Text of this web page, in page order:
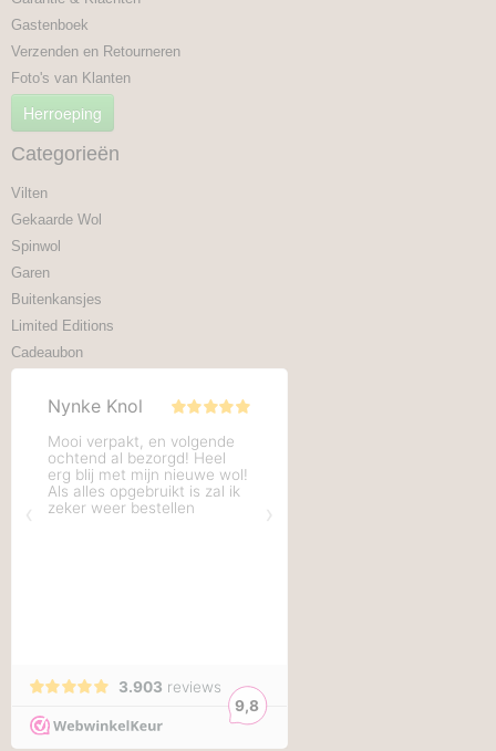
Gastenboek
Verzenden en Retourneren
Foto's van Klanten
Herroeping
Categorieën
Vilten
Gekaarde Wol
Spinwol
Garen
Buitenkansjes
Limited Editions
Cadeaubon